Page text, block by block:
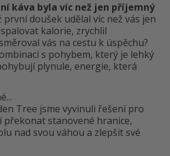
káva byla víc než jen příjemný
první doušek udělal víc než vás jen
kalorie, zrychlil
vás na cestu k úspěchu?
s pohybem, který je lehký
plynule, energie, která
Tree jsme vyvinuli řešení pro
překonat stanovené hranice,
nad svou váhou a zlepšit své